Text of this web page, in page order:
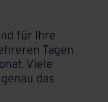
für Ihre
Tagen
Viele
das